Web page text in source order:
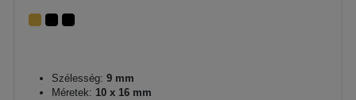
Szélesség: 9 mm
Méretek: 10 x 16 mm